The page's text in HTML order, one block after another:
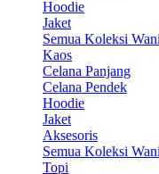
Hoodie
Jaket
Semua Koleksi
Kaos
Celana Panjang
Celana Pendek
Hoodie
Jaket
Aksesoris
Semua Koleksi
Topi